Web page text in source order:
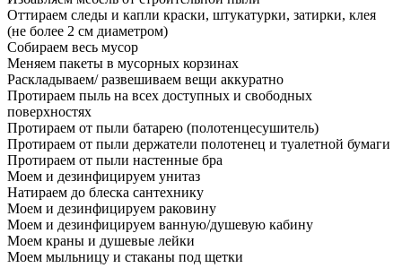
Оттираем следы и капли краски, штукатурки, затирки, клея
(не более 2 см диаметром)
Собираем весь мусор
Меняем пакеты в мусорных корзинах
Раскладываем/ развешиваем вещи аккуратно
Протираем пыль на всех доступных и свободных
поверхностях
Протираем от пыли батарею (полотенцесушитель)
Протираем от пыли держатели полотенец и туалетной бумаги
Протираем от пыли настенные бра
Моем и дезинфицируем унитаз
Натираем до блеска сантехнику
Моем и дезинфицируем раковину
Моем и дезинфицируем ванную/душевую кабину
Моем краны и душевые лейки
Моем мыльницу и стаканы под щетки